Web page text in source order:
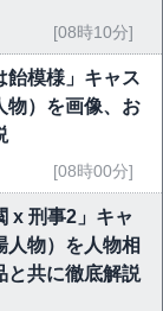
[08時10分]
飴模様」キャス
物）を画像、お
[08時00分]
x 刑事2」キャ
人物）を人物相
と共に徹底解説